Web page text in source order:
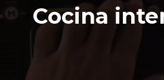
Cocina